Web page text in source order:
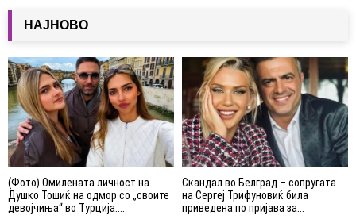
НАЈНОВО
(Фото) Омилената личност на
Душко Тошиќ на одмор со „своите
девојчиња“ во Турција:...
Скандал во Белград – сопругата
на Сергеј Трифуновиќ била
приведена по пријава за...